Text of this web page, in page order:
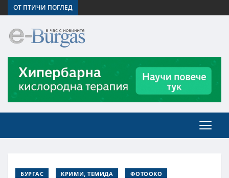
ОТ ПТИЧИ ПОГЛЕД
БУРГАС КРИМИ, ТЕМИДА
ФОТООКО